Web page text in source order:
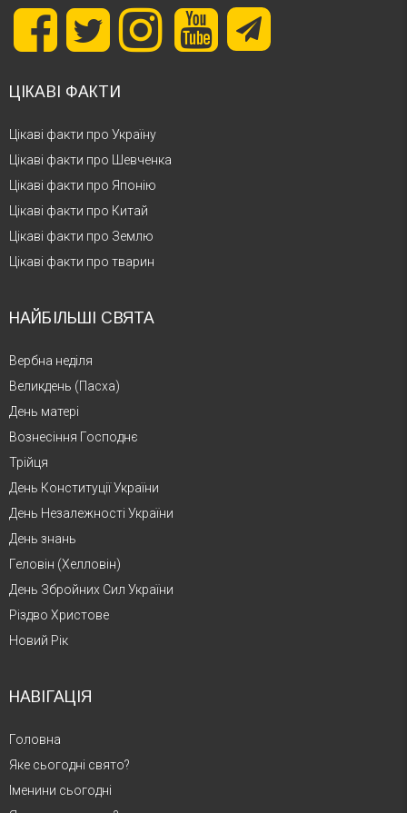
ЦІКАВІ ФАКТИ
Цікаві факти про Україну
Цікаві факти про Шевченка
Цікаві факти про Японію
Цікаві факти про Китай
Цікаві факти про Землю
Цікаві факти про тварин
НАЙБІЛЬШІ СВЯТА
Вербна неділя
Великдень (Пасха)
День матері
Вознесіння Господнє
Трійця
День Конституції України
День Незалежності України
День знань
Геловін (Хелловін)
День Збройних Сил України
Різдво Христове
Новий Рік
НАВІГАЦІЯ
Головна
Яке сьогодні свято?
Іменини сьогодні